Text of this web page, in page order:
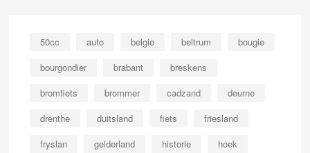
50cc auto belgie beltrum
bougie
bourgondier
brabant
breskens
bromfiets
brommer cadzand
deurne
drenthe
duitsland fiets
friesland
fryslan
gelderland historie
hoek